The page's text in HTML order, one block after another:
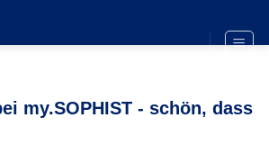
my.SOPHIST - schön, dass